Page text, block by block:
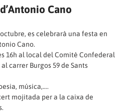
Cano
es celebrarà una festa en
Cano.
16h al local del Comitè Confederal
carrer Burgos 59 de Sants
música,….
mojitada per a la caixa de